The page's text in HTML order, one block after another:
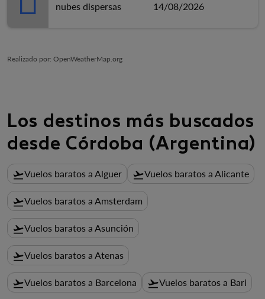
nubes dispersas
14/08/2026
Realizado por: OpenWeatherMap.org
Los destinos más buscados
desde Córdoba (Argentina)
flight_takeoffVuelos baratos a Alguer flight_takeoffVuelos baratos a Alicante
flight_takeoffVuelos baratos a Amsterdam
flight_takeoffVuelos baratos a Asunción
flight_takeoffVuelos baratos a Atenas
flight_takeoffVuelos baratos a Barcelona flight_takeoffVuelos baratos a Bari